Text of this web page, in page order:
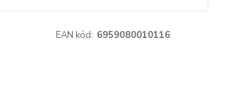
EAN kód: 6959080010116